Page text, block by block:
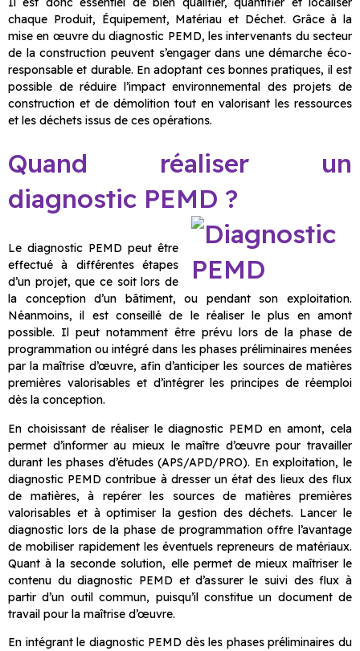
chaque Produit, Équipement, Matériau et Déchet. Grâce à la
mise en œuvre du diagnostic PEMD, les intervenants du secteur
de la construction peuvent s’engager dans une démarche éco-
responsable et durable. En adoptant ces bonnes pratiques, il est
possible de réduire l’impact environnemental des projets de
construction et de démolition tout en valorisant les ressources
et les déchets issus de ces opérations.
Quand réaliser un
diagnostic PEMD ?
Le diagnostic PEMD peut être
effectué à différentes étapes
d’un projet, que ce soit lors de
la conception d’un bâtiment, ou pendant son exploitation.
Néanmoins, il est conseillé de le réaliser le plus en amont
possible. Il peut notamment être prévu lors de la phase de
programmation ou intégré dans les phases préliminaires menées
par la maîtrise d’œuvre, afin d’anticiper les sources de matières
premières valorisables et d’intégrer les principes de réemploi
dès la conception.
En choisissant de réaliser le diagnostic PEMD en amont, cela
permet d’informer au mieux le maître d’œuvre pour travailler
durant les phases d’études (APS/APD/PRO). En exploitation, le
diagnostic PEMD contribue à dresser un état des lieux des flux
de matières, à repérer les sources de matières premières
valorisables et à optimiser la gestion des déchets. Lancer le
diagnostic lors de la phase de programmation offre l’avantage
de mobiliser rapidement les éventuels repreneurs de matériaux.
Quant à la seconde solution, elle permet de mieux maîtriser le
contenu du diagnostic PEMD et d’assurer le suivi des flux à
partir d’un outil commun, puisqu’il constitue un document de
travail pour la maîtrise d’œuvre.
En intégrant le diagnostic PEMD dès les phases préliminaires du